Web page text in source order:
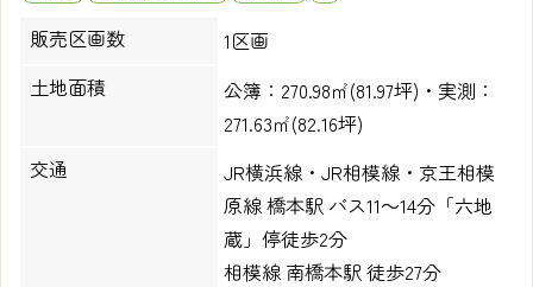
販売区画数
1区画
土地面積
公簿：270.98㎡(81.97坪)・実測：
271.63㎡(82.16坪)
交通
JR横浜線・JR相模線・京王相模
原線 橋本駅 バス11～14分「六地
蔵」停徒歩2分
相模線 南橋本駅 徒歩27分